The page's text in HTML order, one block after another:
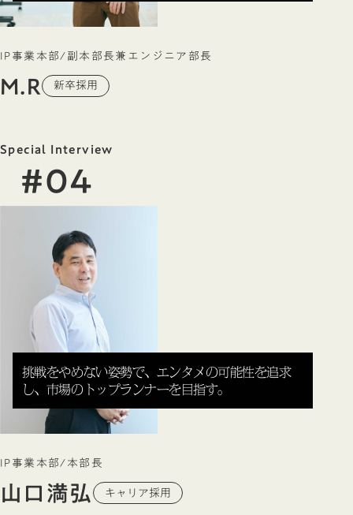
IP事業本部/副本部長兼エンジニア部長
M.R 新卒採用
Special Interview
#04
挑戦をやめない姿勢で、エンタメの可能性を追求
し、市場のトップランナーを目指す。
IP事業本部/本部長
山口満弘 キャリア採用